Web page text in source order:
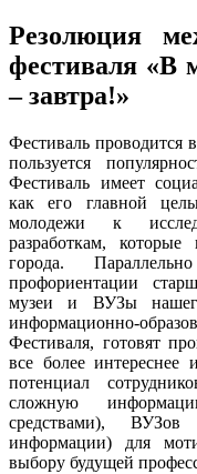
Резолюция
фестиваля «В
– завтра!»
Фестиваль проводится
пользуется
Фестиваль имеет
как его главной
молодежи к
разработкам,
города.
профориентации
музеи и ВУЗы
информационно-
Фестиваля, готовят
все более интереснее
потенциал
сложную
средствами),
информации) для
выбору будущей